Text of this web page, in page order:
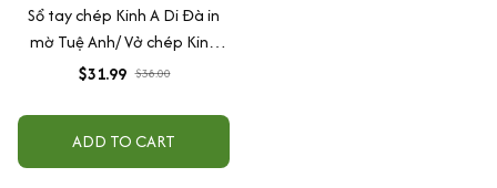
Sổ tay chép Kinh A Di Đà in
mờ Tuệ Anh/ Vở chép Kinh
giấy cổ (Tặng kèm Hộp đựng
$31.99 $38.00
ADD TO CART